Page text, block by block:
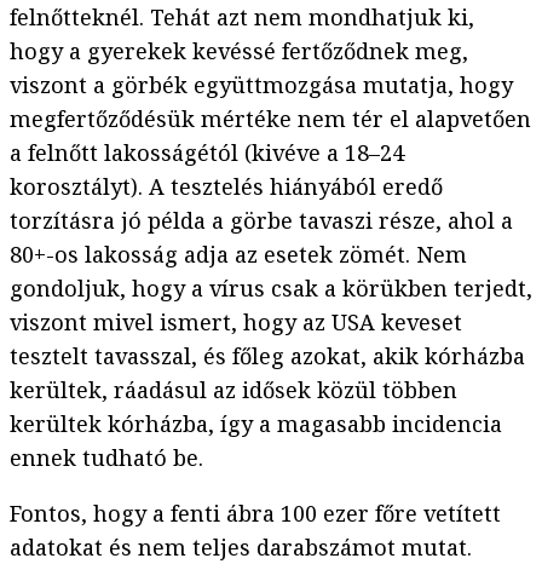
felnőtteknél. Tehát azt nem mondhatjuk ki,
hogy a gyerekek kevéssé fertőződnek meg,
viszont a görbék együttmozgása mutatja, hogy
megfertőződésük mértéke nem tér el alapvetően
a felnőtt lakosságétól (kivéve a 18–24
korosztályt). A tesztelés hiányából eredő
torzításra jó példa a görbe tavaszi része, ahol a
80+-os lakosság adja az esetek zömét. Nem
gondoljuk, hogy a vírus csak a körükben terjedt,
viszont mivel ismert, hogy az USA keveset
tesztelt tavasszal, és főleg azokat, akik kórházba
kerültek, ráadásul az idősek közül többen
kerültek kórházba, így a magasabb incidencia
ennek tudható be.
Fontos, hogy a fenti ábra 100 ezer főre vetített
adatokat és nem teljes darabszámot mutat.